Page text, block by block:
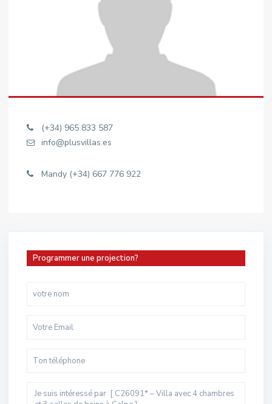
(+34) 965 833 587
info@plusvillas.es
Mandy (+34) 667 776 922
Programmer une projection?